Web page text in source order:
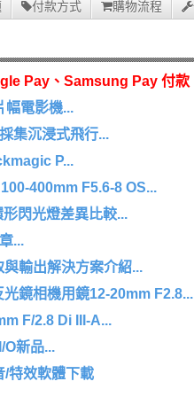
付款方式 購物流程
Pay、Samsung Pay 付款
電影機...
集沉浸式飛行...
P...
400mm F5.6-8 OS...
閃光燈差異比較...
...
輸出解決方案介紹...
鏡相機用鏡12-20mm F2.8...
F/2.8 Di III-A...
新品...
/特效軟體下載